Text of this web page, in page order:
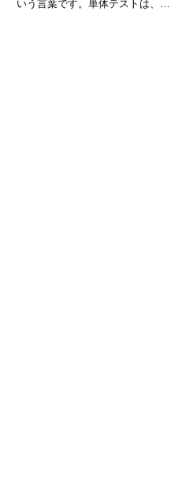
いう言葉です。単体テストは、ア